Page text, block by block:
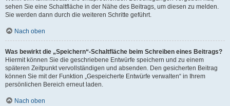
sehen Sie eine Schaltfläche in der Nähe des Beitrags, um diesen zu melden.
Sie werden dann durch die weiteren Schritte geführt.
Nach oben
Was bewirkt die „Speichern“-Schaltfläche beim Schreiben eines Beitrags?
Hiermit können Sie die geschriebene Entwürfe speichern und zu einem
späteren Zeitpunkt vervollständigen und absenden. Den gesicherten Beitrag
können Sie mit der Funktion „Gespeicherte Entwürfe verwalten“ in Ihrem
persönlichen Bereich erneut laden.
Nach oben